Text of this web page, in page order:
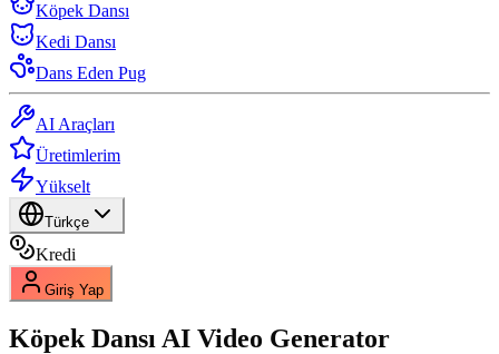
Köpek Dansı
Kedi Dansı
Dans Eden Pug
AI Araçları
Üretimlerim
Yükselt
Türkçe
Kredi
Giriş Yap
Köpek Dansı AI Video Generator